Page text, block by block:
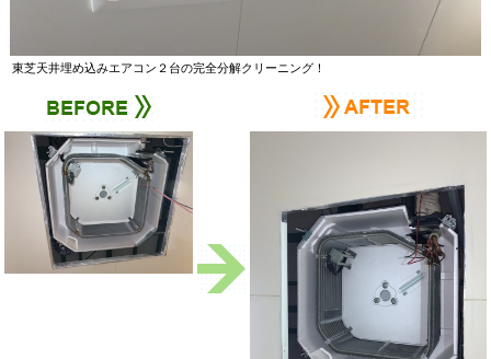
東芝天井埋め込みエアコン２台の完全分解クリーニング！